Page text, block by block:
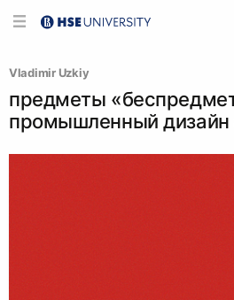
Vladimir Uzkiy
предметы
промышленный дизайн